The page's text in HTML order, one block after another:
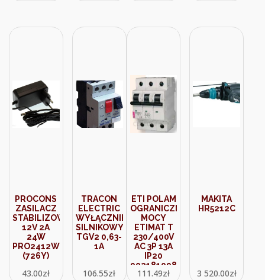
216815
PROCONS
ZASILACZ
STABILIZOWANY
12V 2A
24W
PRO2412W2E
(726Y)
43.00zł
TRACON
ELECTRIC
WYŁĄCZNIK
SILNIKOWY
TGV2 0,63-
1A
106.55zł
ETI POLAM
OGRANICZNIK
MOCY
ETIMAT T
230/400V
AC 3P 13A
IP20
002181098
(2181098)
111.49zł
MAKITA
HR5212C
3 520.00zł